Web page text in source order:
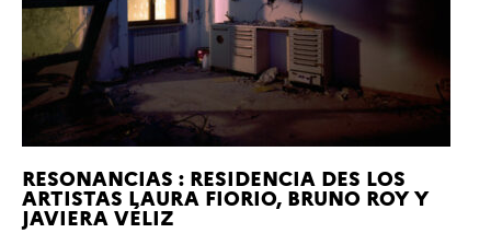
RESONANCIAS : RESIDENCIA DES LOS
ARTISTAS LAURA FIORIO, BRUNO ROY Y
JAVIERA VÉLIZ